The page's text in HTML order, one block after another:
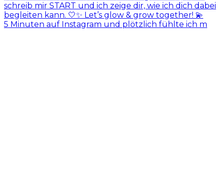
5 Minuten auf Instagram und plötzlich fühlte ich m